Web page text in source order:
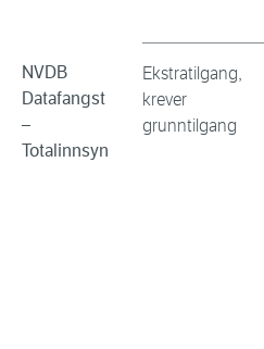
NVDB
Datafangst
–
Totalinnsyn
Ekstratilgang,
krever
grunntilgang